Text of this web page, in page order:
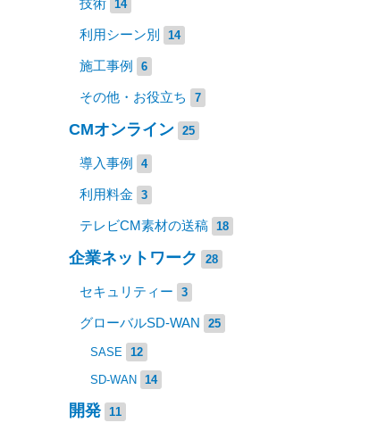
技術 14
利用シーン別 14
施工事例 6
その他・お役立ち 7
CMオンライン 25
導入事例 4
利用料金 3
テレビCM素材の送稿 18
企業ネットワーク 28
セキュリティー 3
グローバルSD-WAN 25
SASE 12
SD-WAN 14
開発 11